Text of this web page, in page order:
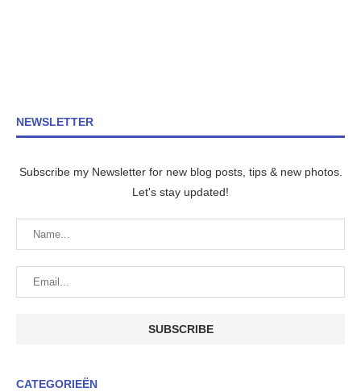
NEWSLETTER
Subscribe my Newsletter for new blog posts, tips & new photos.
Let's stay updated!
CATEGORIEËN